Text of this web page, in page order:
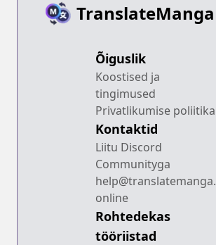
TranslateManga
Õiguslik
Koostised ja
tingimused
Privatlikumise poliitika
Kontaktid
Liitu Discord
Communityga
help@translatemanga.
online
Rohtedekas
tööriistad